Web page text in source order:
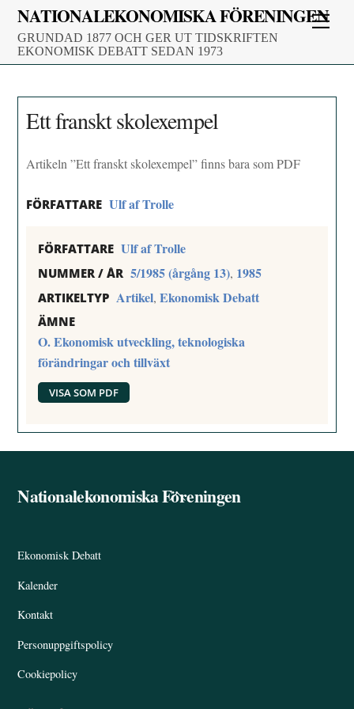
Skip
content
NATIONALEKONOMISKA FÖRENINGEN
GRUNDAD 1877 OCH GER UT TIDSKRIFTEN
EKONOMISK DEBATT SEDAN 1973
Ett franskt skolexempel
Artikeln ”Ett franskt skolexempel” finns bara som PDF
FÖRFATTARE Ulf af Trolle
FÖRFATTARE Ulf af Trolle
NUMMER / ÅR 5/1985 (årgång 13), 1985
ARTIKELTYP Artikel,Ekonomisk Debatt
ÄMNE
O. Ekonomisk utveckling, teknologiska
förändringar och tillväxt
VISA SOM PDF
Back
Nationalekonomiska Föreningen
Ekonomisk Debatt
Kalender
Kontakt
Personuppgiftspolicy
Cookiepolicy